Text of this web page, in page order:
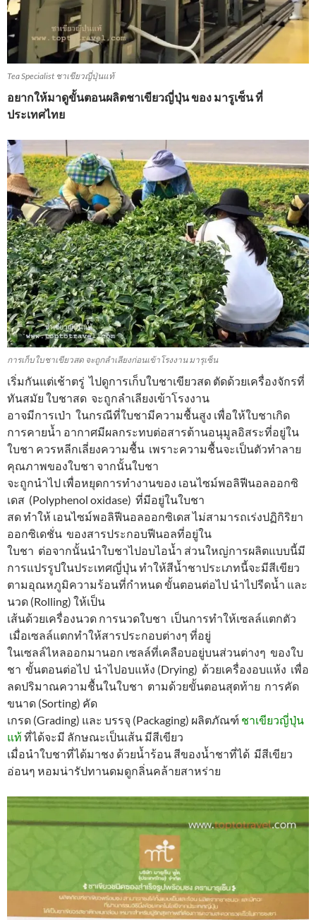
Tea Specialist ชาเขียวญี่ปุ่นแท้
อยากให้มาดูขั้นตอนผลิตชาเขียวญี่ปุ่น ของ มารูเซ็น ที่
ประเทศไทย
การเก็บใบชาเขียวสด จะถูกลำเลียงก่อนเข้าโรงงาน มารุเซ็น
เริ่มกันแต่เช้าตรู่ ไปดูการเก็บใบชาเขียวสด ตัดด้วยเครื่องจักรที่
ทันสมัย ใบชาสด จะถูกลำเลียงเข้าโรงงาน
อาจมีการเป่า ในกรณีที่ใบชามีความชื้นสูง เพื่อให้ใบชาเกิด
การคายน้ำ อากาศมีผลกระทบต่อสารต้านอนุมูลอิสระที่อยู่ใน
ใบชา ควรหลีกเลี่ยงความชื้น เพราะความชื้นจะเป็นตัวทำลาย
คุณภาพของใบชา จากนั้นใบชา
จะถูกนำไป เพื่อหยุดการทำงานของ เอนไซม์พอลิฟีนอลออกซิ
เดส (Polyphenol oxidase) ที่มีอยู่ในใบชา
สด ทำให้ เอนไซม์พอลิฟีนอลออกซิเดส ไม่สามารถเร่งปฏิกิริยา
ออกซิเดชั่น ของสารประกอบฟีนอลที่อยู่ใน
ใบชา ต่อจากนั้นนำใบชาไปอบไอน้ำ ส่วนใหญ่การผลิตแบบนี้มี
การแปรรูปในประเทศญี่ปุ่น ทำให้สีน้ำชาประเภทนี้จะมีสีเขียว
ตามอุณหภูมิความร้อนที่กำหนด ขั้นตอนต่อไป นำไปรีดน้ำ และ
นวด (Rolling) ให้เป็น
เส้นด้วยเครื่องนวด การนวดใบชา เป็นการทำให้เซลล์แตกตัว
เมื่อเซลล์แตกทำให้สารประกอบต่างๆ ที่อยู่
ในเซลล์ไหลออกมานอก เซลล์ที่เคลือบอยู่บนส่วนต่างๆ ของใบ
ชา ขั้นตอนต่อไป นำไปอบแห้ง (Drying) ด้วยเครื่องอบแห้ง เพื่อ
ลดปริมาณความชื้นในใบชา ตามด้วยขั้นตอนสุดท้าย การคัด
ขนาด (Sorting) คัด
เกรด (Grading) และ บรรจุ (Packaging) ผลิตภัณฑ์ ชาเขียวญี่ปุ่น
แท้ที่ได้จะมี ลักษณะเป็นเส้น มีสีเขียว
เมื่อนำใบชาที่ได้มาชง ด้วยน้ำร้อน สีของน้ำชาที่ได้ มีสีเขียว
อ่อนๆ หอมน่ารัปทานดมดูกลิ่นคล้ายสาหร่าย